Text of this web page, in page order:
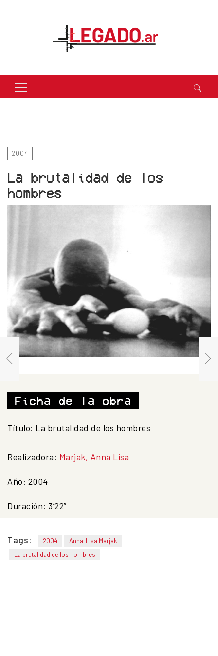
Buscar:
2004
La brutalidad de los
hombres
Ficha de la obra
Título: La brutalidad de los hombres
Realizadora: Marjak, Anna Lisa
Año: 2004
Duración: 3’22”
Tags: 2004
Anna-Lisa Marjak
La brutalidad de los hombres